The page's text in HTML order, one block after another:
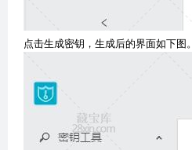
点击生成密钥，生成后的界面如下图。